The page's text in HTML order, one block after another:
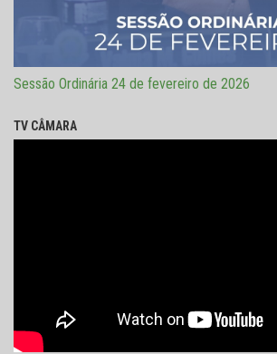
Sessão Ordinária 24 de fevereiro de 2026
TV CÂMARA